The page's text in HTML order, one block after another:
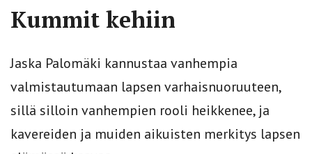
Kummit kehiin
Jaska Palomäki kannustaa vanhempia
valmistautumaan lapsen varhaisnuoruuteen,
sillä silloin vanhempien rooli heikkenee, ja
kavereiden ja muiden aikuisten merkitys lapsen